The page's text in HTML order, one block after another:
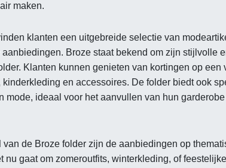
maken.
klanten een uitgebreide selectie van
Broze staat bekend om zijn stijlvolle
Klanten kunnen genieten van kortingen op
en accessoires. De folder biedt ook
mode, ideaal voor het aanvullen van hun
de Broze folder zijn de aanbiedingen op
nu gaat om zomeroutfits, winterkleding, of